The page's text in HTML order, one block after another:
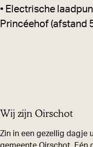
• Electrische
Princéehof (afstand
Wij zijn Oirschot
Zin in een gezellig dagje